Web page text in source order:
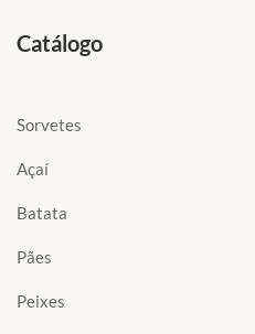
Catálogo
Sorvetes
Açaí
Batata
Pães
Peixes